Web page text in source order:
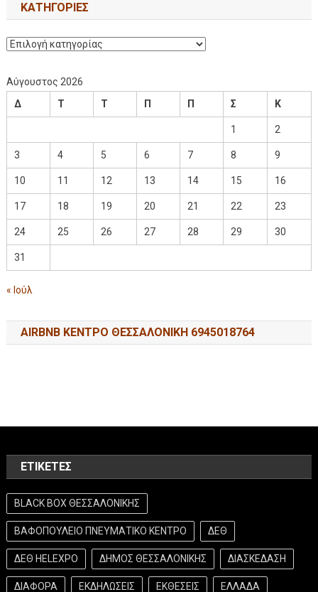
KΑΤΗΓΟΡΊΕΣ
Αύγουστος 2026
Δ
Τ Τ Π Π Σ Κ
1 2
3 4 5 6 7 8 9
10 11 12 13 14 15 16
17 18 19 20 21 22 23
24 25 26 27 28 29 30
31
« Ιούλ
AIRBNB ΚΕΝΤΡΟ ΘΕΣΣΑΛΟΝΙΚΗ 6945018764
ΕΤΙΚΈΤΕΣ
BLACK BOX ΘΕΣΣΑΛΟΝΙΚΗΣ
ΒΑΦΟΠΟΥΛΕΙΟ ΠΝΕΥΜΑΤΙΚΟ ΚΕΝΤΡΟ ΔΕΘ
ΔΕΘ HELEXPO ΔΗΜΟΣ ΘΕΣΣΑΛΟΝΙΚΗΣ ΔΙΑΣΚΕΔΑΣΗ
ΔΙΑΦΟΡΑ ΕΚΔΗΛΩΣΕΙΣ ΕΚΘΕΣΕΙΣ ΕΛΛΑΔΑ